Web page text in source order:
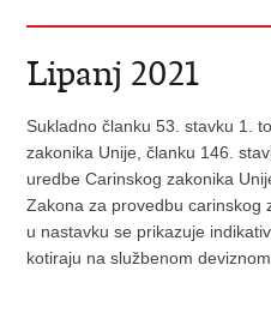
Lipanj 2021
Sukladno članku 53. stavku 1.
zakonika Unije, članku 146.
uredbe Carinskog zakonika
Zakona za provedbu carinskog
u nastavku se prikazuje
kotiraju na službenom